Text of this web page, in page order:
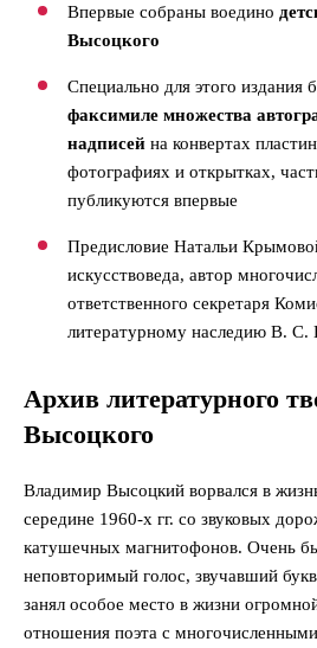
Впервые собраны воедино
Высоцкого
Специально для этого издания
факсимиле множества
надписей на конвертах
фотографиях и открытках,
публикуются впервые
Предисловие Натальи
искусствоведа, автор
ответственного секретаря
литературному наследию В. С.
Архив литературного
Высоцкого
Владимир Высоцкий ворвался в
середине 1960-х гг. со звуковых
катушечных магнитофонов. Очень
неповторимый голос, звучавший
занял особое место в жизни
отношения поэта с